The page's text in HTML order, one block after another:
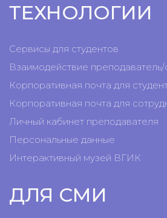
ТЕХНОЛОГИИ
Сервисы для студентов
Взаимодействие преподаватель/
Корпоративная почта для
Корпоративная почта для
Личный кабинет преподавателя
Персональные данные
Интерактивный музей ВГИК
ДЛЯ СМИ